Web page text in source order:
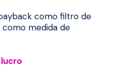
como filtro de
como medida de